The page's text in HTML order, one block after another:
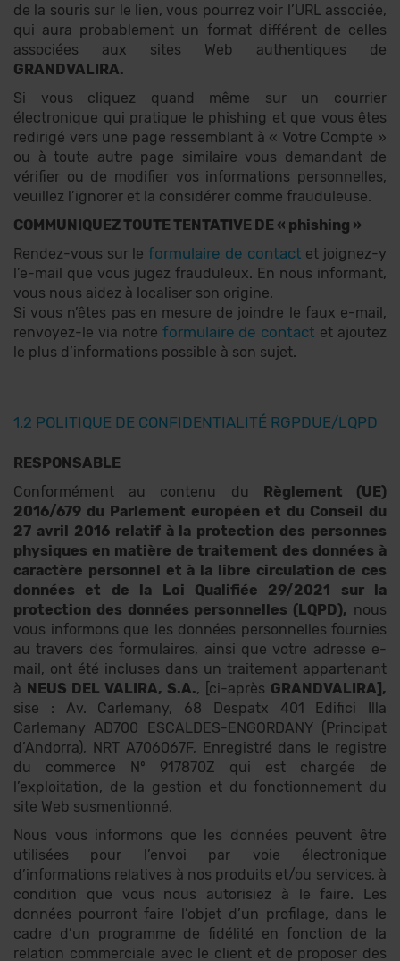
de la souris sur le lien, vous pourrez voir l’URL associée,
qui aura probablement un format différent de celles
associées aux sites Web authentiques de
GRANDVALIRA.
Si vous cliquez quand même sur un courrier
électronique qui pratique le phishing et que vous êtes
redirigé vers une page ressemblant à « Votre Compte »
ou à toute autre page similaire vous demandant de
vérifier ou de modifier vos informations personnelles,
veuillez l’ignorer et la considérer comme frauduleuse.
COMMUNIQUEZ TOUTE TENTATIVE DE « phishing »
Rendez-vous sur leformulaire de contact et joignez-y
l’e-mail que vous jugez frauduleux. En nous informant,
vous nous aidez à localiser son origine.
Si vous n’êtes pas en mesure de joindre le faux e-mail,
renvoyez-le via notre formulaire de contact et ajoutez
le plus d’informations possible à son sujet.
1.2 POLITIQUE DE CONFIDENTIALITÉ RGPDUE/LQPD
RESPONSABLE
Conformément au contenu du Règlement (UE)
2016/679 du Parlement européen et du Conseil du
27 avril 2016 relatif à la protection des personnes
physiques en matière de traitement des données à
caractère personnel et à la libre circulation de ces
données et de la Loi Qualifiée 29/2021 sur la
protection des données personnelles (LQPD), nous
vous informons que les données personnelles fournies
au travers des formulaires, ainsi que votre adresse e-
mail, ont été incluses dans un traitement appartenant
à NEUS DEL VALIRA, S.A., [ci-après GRANDVALIRA],
sise : Av. Carlemany, 68 Despatx 401 Edifici Illa
Carlemany AD700 ESCALDES-ENGORDANY (Principat
d’Andorra), NRT A706067F, Enregistré dans le registre
du commerce Nº 917870Z qui est chargée de
l’exploitation, de la gestion et du fonctionnement du
site Web susmentionné.
Nous vous informons que les données peuvent être
utilisées pour l’envoi par voie électronique
d’informations relatives à nos produits et/ou services, à
condition que vous nous autorisiez à le faire. Les
données pourront faire l’objet d’un profilage, dans le
cadre d’un programme de fidélité en fonction de la
relation commerciale avec le client et de proposer des